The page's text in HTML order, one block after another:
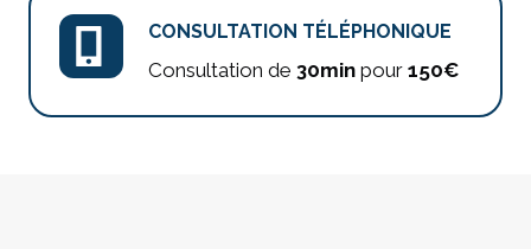
CONSULTATION TÉLÉPHONIQUE
Consultation de 30min pour 150€